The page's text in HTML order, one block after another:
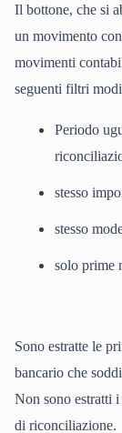
Il bottone, che si
un movimento
movimenti
seguenti filtri
Periodo
stesso
stesso
solo prime
Sono estratte le
bancario che
Non sono estratti
di riconciliazione.